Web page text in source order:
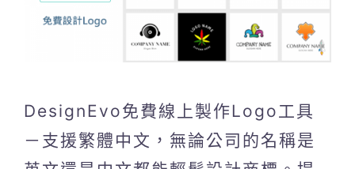
DesignEvo免費線上製作Logo工具
－支援繁體中文，無論公司的名稱是